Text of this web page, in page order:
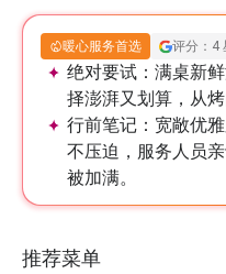
暖心服务首选 评分：4
绝对要试： 满桌新
择澎湃又划算，从
行前笔记： 宽敞优
不压迫，服务人员
被加满。
推荐菜单